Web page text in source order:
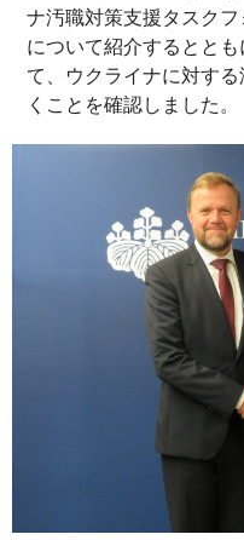
ナ汚職対策支援タスクフ
について紹介するとと
て、ウクライナに対す
くことを確認しました。